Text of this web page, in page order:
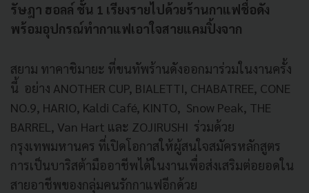
รัษฎา ฮอลล์ ชั้น 1 เรียงรายไปด้วยร้านกาแฟชื่อดัง
พร้อมอุปกรณ์ทำกาแฟเอาใจสายแคมปิ้งจาก
สยาม ทาคาชิมายะ ที่ขนทัพร้านดังออกมาร่วมในงานครั้ง
นี้ อย่าง ANOTHER CUP, BIALETTI, CHABATREE, CONE
NO.9, HARIO, Kaldi Café, KINTO, Snow Peak, THE
BARREL, Van Hart และ ZOJIRUSHI ร่วมด้วย
กรุงเทพมหานคร ที่เปิดโอกาสให้ผู้สนใจสมัครหลักสูตร
การเป็นบาริสต้ามืออาชีพได้ในงานเพื่อส่งเสริมต่อยอดใน
สายอาชีพของกลุ่มคนรักกาแฟอีกด้วย